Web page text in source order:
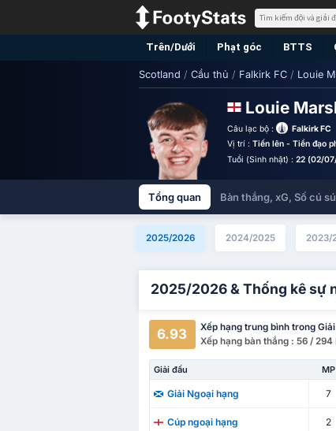
Trên/Dưới Phạt góc BTTS
Scotland / Cầu thủ / Falkirk FC / Louie
Louie
Câu lạc bộ :
Falkirk FC
Vị trí :Tiến lên - Tiền đạo
Tuổi (Sinh nhật) :22 (02/
Tổng quan Bàn thắng, xG, Số cú
2025/2026 2024/2025 2023/
2025/2026 & Thống kê sự
6.93
Xếp hạng trung bình trong
Xếp hạng bàn thắng : 56 /
Giải đấu MP
Giải Ngoại hạng 7
Cúp ngoại hạng 2